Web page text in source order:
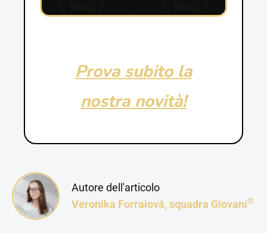
Prova subito la
nostra novità!
Autore dell'articolo
Veronika Forraiová, squadra Giovani®